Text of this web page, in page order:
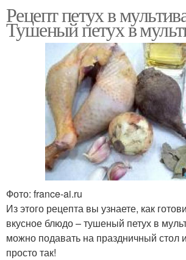
Рецепт петух в
Тушеный петух в
Фото: france-ai.ru
Из этого рецепта вы узнаете, как
вкусное блюдо – тушеный петух в
можно подавать на праздничный стол
просто так!